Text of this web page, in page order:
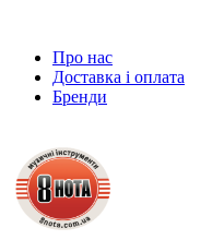
Про нас
Доставка і оплата
Бренди